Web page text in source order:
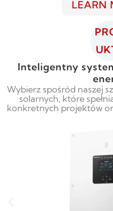
LEARN
Inteligentny
Wybierz spośród naszej
solarnych, które
konkretnych projektów